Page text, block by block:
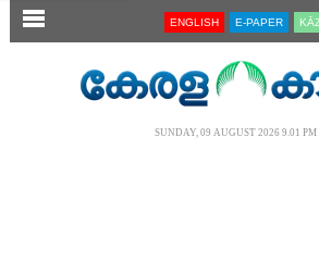
SECTIONS ENGLISH E-PAPER
SUNDAY, 09 AUGUST 2026 9.01 PM